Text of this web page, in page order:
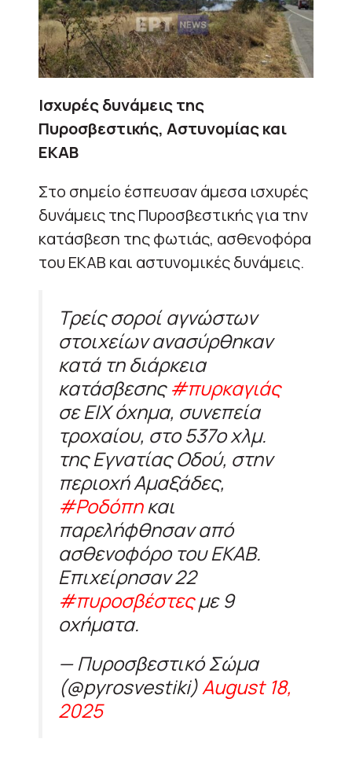
Ισχυρές δυνάμεις της
Πυροσβεστικής, Αστυνομίας και
ΕΚΑΒ
Στο σημείο έσπευσαν άμεσα ισχυρές
δυνάμεις της Πυροσβεστικής για την
κατάσβεση της φωτιάς, ασθενοφόρα
του ΕΚΑΒ και αστυνομικές δυνάμεις.
Τρείς σοροί αγνώστων
στοιχείων ανασύρθηκαν
κατά τη διάρκεια
κατάσβεσης#πυρκαγιάς
σε ΕΙΧ όχημα, συνεπεία
τροχαίου, στο 537ο χλμ.
της Εγνατίας Οδού, στην
περιοχή Αμαξάδες,
#Ροδόπηκαι
παρελήφθησαν από
ασθενοφόρο του ΕΚΑΒ.
Επιχείρησαν 22
#πυροσβέστεςμε 9
οχήματα.
— Πυροσβεστικό Σώμα
(@pyrosvestiki)August 18,
2025